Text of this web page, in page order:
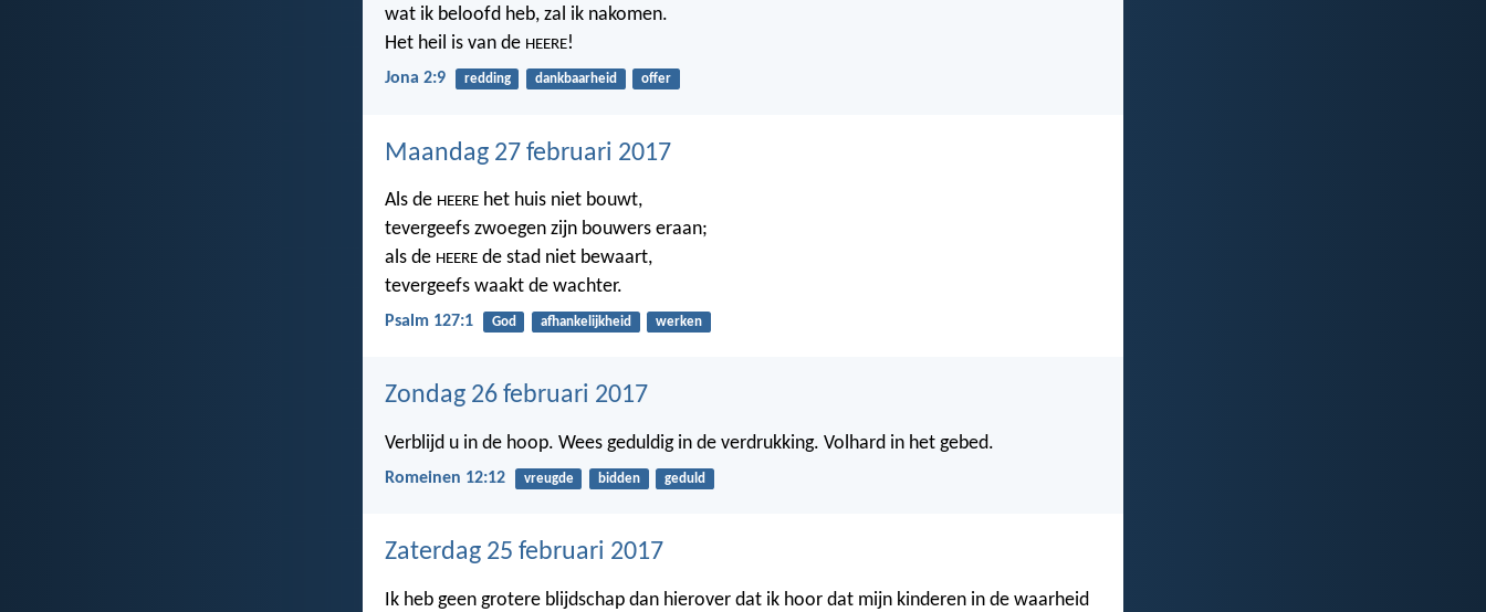
wat ik beloofd heb, zal ik nakomen.
Het heil is van de HEERE!
Jona 2:9 redding dankbaarheid offer
Maandag 27 februari 2017
Als de HEERE het huis niet bouwt,
tevergeefs zwoegen zijn bouwers eraan;
als de HEERE de stad niet bewaart,
tevergeefs waakt de wachter.
Psalm 127:1 God afhankelijkheid werken
Zondag 26 februari 2017
Verblijd u in de hoop. Wees geduldig in de verdrukking. Volhard in het gebed.
Romeinen 12:12 vreugde bidden geduld
Zaterdag 25 februari 2017
Ik heb geen grotere blijdschap dan hierover dat ik hoor dat mijn kinderen in de waarheid